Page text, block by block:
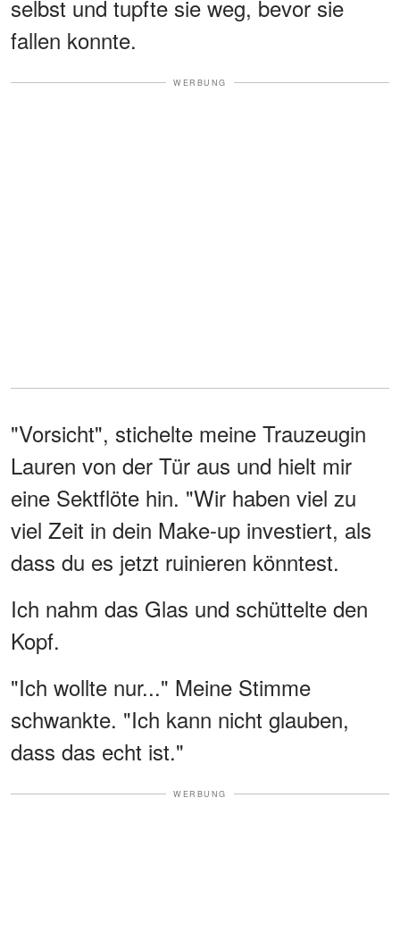
selbst und tupfte sie weg, bevor sie
fallen konnte.
WERBUNG
"Vorsicht", stichelte meine Trauzeugin
Lauren von der Tür aus und hielt mir
eine Sektflöte hin. "Wir haben viel zu
viel Zeit in dein Make-up investiert, als
dass du es jetzt ruinieren könntest.
Ich nahm das Glas und schüttelte den
Kopf.
"Ich wollte nur..." Meine Stimme
schwankte. "Ich kann nicht glauben,
dass das echt ist."
WERBUNG